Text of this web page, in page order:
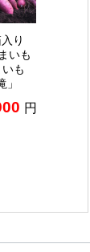
り
いも
も
円